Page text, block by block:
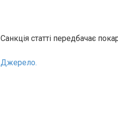
Санкція статті передбачає
Джерело.